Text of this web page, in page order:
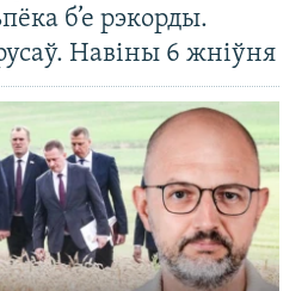
б’е рэкорды.
Навіны 6 жніўня